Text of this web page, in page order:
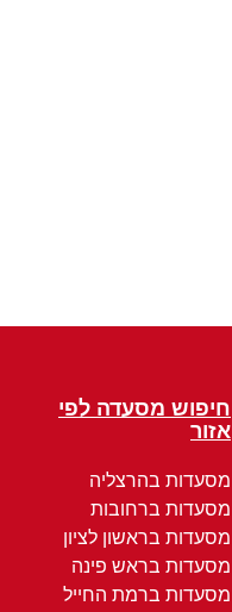
חיפוש מסעדה לפי
אזור
מסעדות בהרצליה
מסעדות ברחובות
מסעדות בראשון לציון
מסעדות בראש פינה
מסעדות ברמת החייל